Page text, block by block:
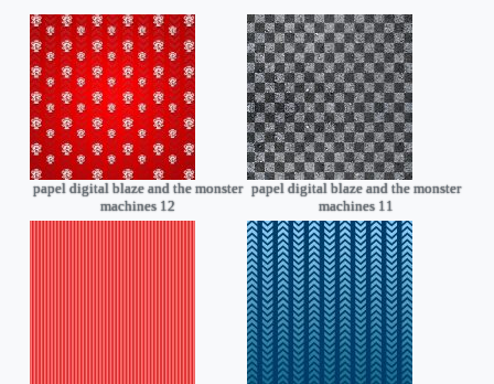
papel digital blaze and the monster
machines 12
papel digital blaze and the monster
machines 11